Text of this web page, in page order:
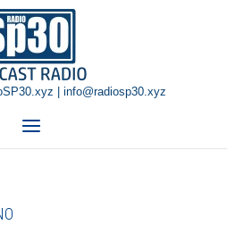
| info@radiosp30.xyz
Menu